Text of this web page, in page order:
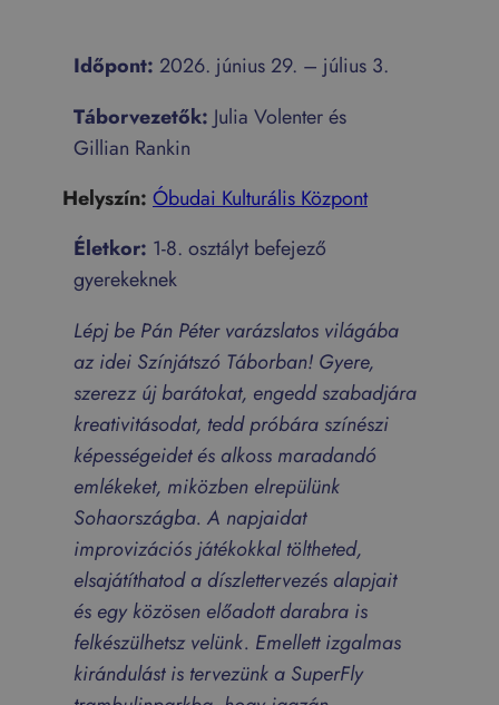
Időpont: 2026. június 29. – július 3.
Táborvezetők: Julia Volenter és
Gillian Rankin
Helyszín: Óbudai Kulturális Központ
Életkor: 1-8. osztályt befejező
gyerekeknek
Lépj be Pán Péter varázslatos világába
az idei Színjátszó Táborban! Gyere,
szerezz új barátokat, engedd szabadjára
kreativitásodat, tedd próbára színészi
képességeidet és alkoss maradandó
emlékeket, miközben elrepülünk
Sohaországba. A napjaidat
improvizációs játékokkal töltheted,
elsajátíthatod a díszlettervezés alapjait
és egy közösen előadott darabra is
felkészülhetsz velünk. Emellett izgalmas
kirándulást is tervezünk a SuperFly